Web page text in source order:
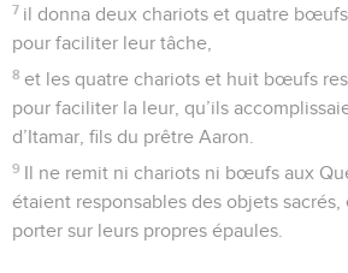
7 il donna deux chariots et quatre bœufs
pour faciliter leur tâche,
8 et les quatre chariots et huit bœufs
pour faciliter la leur, qu’ils
d’Itamar, fils du prêtre Aaron.
9 Il ne remit ni chariots ni bœufs aux
étaient responsables des objets
porter sur leurs propres épaules.